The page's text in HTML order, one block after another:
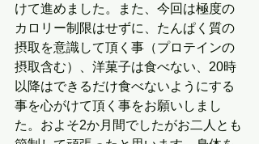
けて進めました。また、今回は極度の
カロリー制限はせずに、たんぱく質の
摂取を意識して頂く事（プロテインの
摂取含む）、洋菓子は食べない、20時
以降はできるだけ食べないようにする
事を心がけて頂く事をお願いしまし
た。およそ2か月間でしたがお二人とも